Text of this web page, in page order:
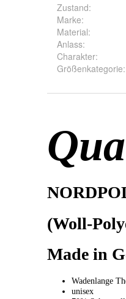
Zustand:
Marke:
Material:
Anlass:
Charakter:
Größenkategorie: